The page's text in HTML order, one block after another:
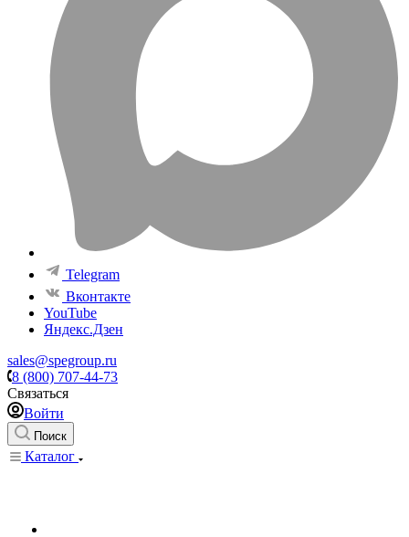
Telegram
Вконтакте
YouTube
Яндекс.Дзен
sales@spegroup.ru
8 (800) 707-44-73
Связаться
Войти
Поиск
Каталог